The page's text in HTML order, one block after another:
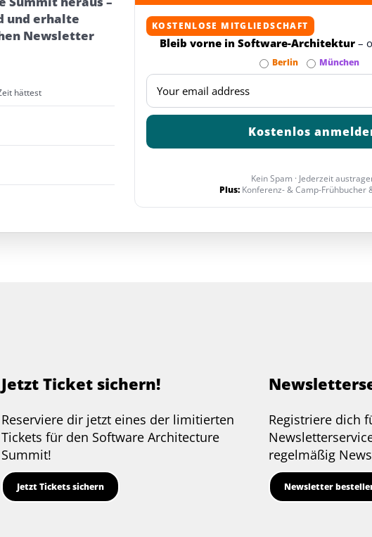
und erhalte
Newsletter
hättest
KOSTENLOSE MITGLIEDSCHAFT
Bleib vorne in Software-Architektur –
Berlin München
Kein Spam · Jederzeit
Plus: Konferenz- & Camp-Frühbucher
Jetzt Ticket sichern!
Reserviere dir jetzt eines der limitierten
Tickets für den Software Architecture
Summit!
Jetzt Tickets sichern
Registriere dich
regelmäßig
Newsletter